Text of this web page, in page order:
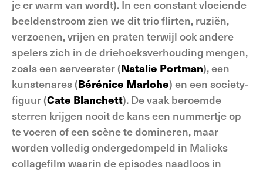
je er warm van wordt). In een constant vloeiende
beeldenstroom zien we dit trio flirten, ruziën,
verzoenen, vrijen en praten terwijl ook andere
spelers zich in de driehoeksverhouding mengen,
zoals een serveerster (Natalie Portman), een
kunstenares (Bérénice Marlohe) en een society-
figuur (Cate Blanchett). De vaak beroemde
sterren krijgen nooit de kans een nummertje op
te voeren of een scène te domineren, maar
worden volledig ondergedompeld in Malicks
collagefilm waarin de episodes naadloos in